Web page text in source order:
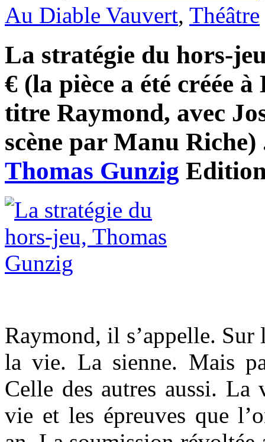
Au Diable Vauvert, Théâtre
La stratégie du hors-
€ (la pièce a été créée
titre Raymond, avec
scène par Manu
Thomas Gunzig
Raymond, il s’appelle. Sur
la vie. La sienne. Mais
Celle des autres aussi.
vie et les épreuves que